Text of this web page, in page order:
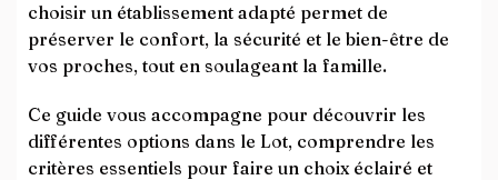
choisir un établissement adapté permet de
préserver le confort, la sécurité et le bien-être de
vos proches, tout en soulageant la famille.
Ce guide vous accompagne pour découvrir les
différentes options dans le Lot, comprendre les
critères essentiels pour faire un choix éclairé et